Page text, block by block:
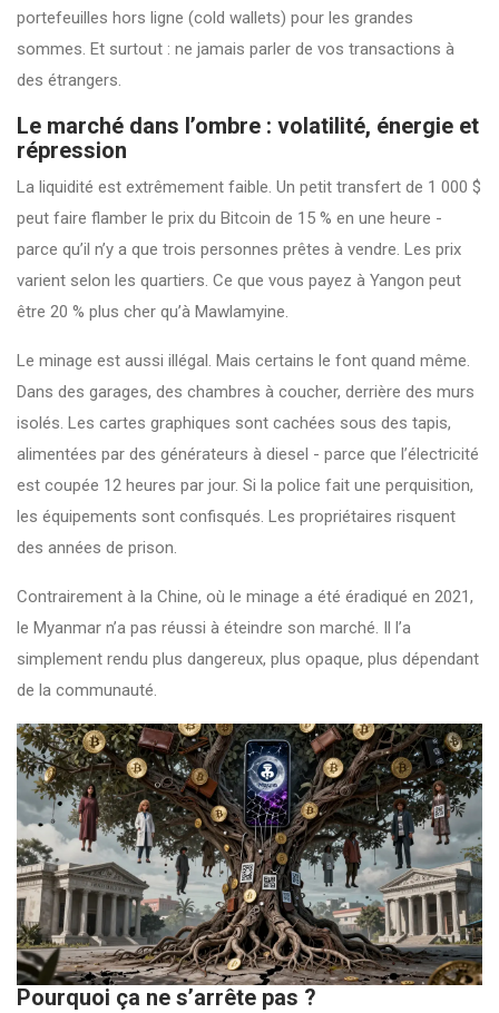
portefeuilles hors ligne (cold wallets) pour les grandes
sommes. Et surtout : ne jamais parler de vos transactions à
des étrangers.
Le marché dans l’ombre : volatilité, énergie et
répression
La liquidité est extrêmement faible. Un petit transfert de 1 000 $
peut faire flamber le prix du Bitcoin de 15 % en une heure -
parce qu’il n’y a que trois personnes prêtes à vendre. Les prix
varient selon les quartiers. Ce que vous payez à Yangon peut
être 20 % plus cher qu’à Mawlamyine.
Le minage est aussi illégal. Mais certains le font quand même.
Dans des garages, des chambres à coucher, derrière des murs
isolés. Les cartes graphiques sont cachées sous des tapis,
alimentées par des générateurs à diesel - parce que l’électricité
est coupée 12 heures par jour. Si la police fait une perquisition,
les équipements sont confisqués. Les propriétaires risquent
des années de prison.
Contrairement à la Chine, où le minage a été éradiqué en 2021,
le Myanmar n’a pas réussi à éteindre son marché. Il l’a
simplement rendu plus dangereux, plus opaque, plus dépendant
de la communauté.
Pourquoi ça ne s’arrête pas ?